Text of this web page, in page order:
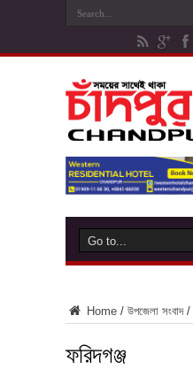
Home / উপজেলা সংবাদ /
ফরিদগঞ্জ